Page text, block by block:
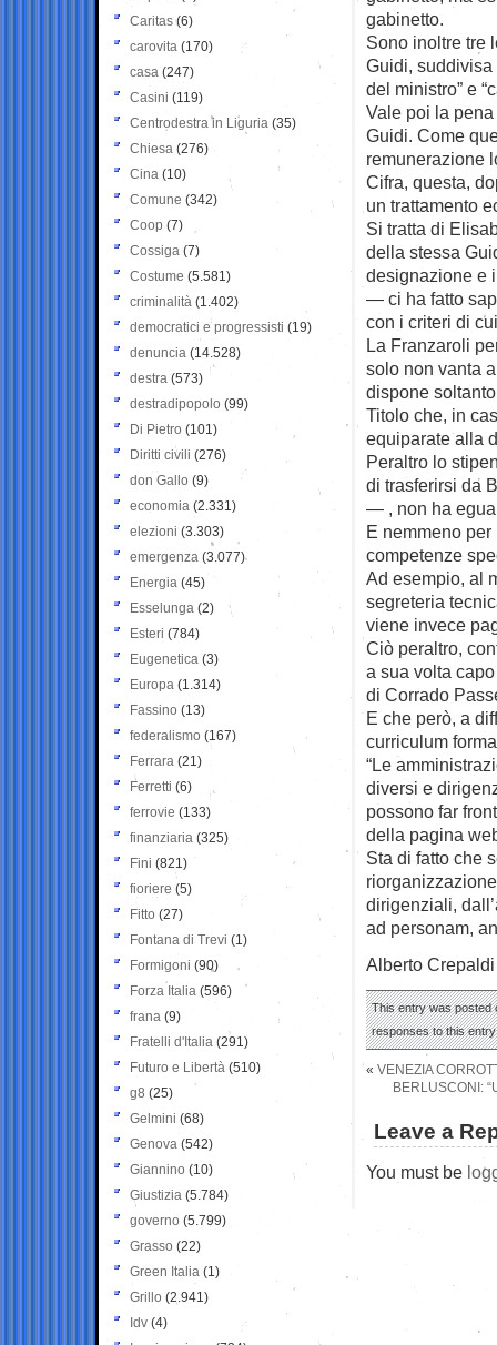
gabinetto.
Sono inoltre tre
Guidi, suddivisa
del ministro” e
Vale poi la
Guidi. Come
remunerazione
Cifra, questa,
un trattamento
Si tratta di
della stessa
designazione e
— ci ha fatto
con i criteri di
La Franzaroli
solo non vanta
dispone
Titolo che, in
equiparate alla
Peraltro lo
di trasferirsi da
— , non ha
E nemmeno
competenze
Ad esempio, al
segreteria
viene invece
Ciò peraltro,
a sua volta
di Corrado
E che però, a
curriculum
“Le
diversi e
possono far
della pagina
Sta di fatto che
dirigenziali,
ad personam,
Alberto Crepaldi
This entry was posted
responses to this
« VENEZIA
BERLUSCONI:
Leave a
You must be
Caritas (6)
carovita (170)
casa (247)
Casini (119)
Centrodestra in Liguria (35)
Chiesa (276)
Cina (10)
Comune (342)
Coop (7)
Cossiga (7)
Costume (5.581)
criminalità (1.402)
democratici e progressisti (19)
denuncia (14.528)
destra (573)
destradipopolo (99)
Di Pietro (101)
Diritti civili (276)
don Gallo (9)
economia (2.331)
elezioni (3.303)
emergenza (3.077)
Energia (45)
Esselunga (2)
Esteri (784)
Eugenetica (3)
Europa (1.314)
Fassino (13)
federalismo (167)
Ferrara (21)
Ferretti (6)
ferrovie (133)
finanziaria (325)
Fini (821)
fioriere (5)
Fitto (27)
Fontana di Trevi (1)
Formigoni (90)
Forza Italia (596)
frana (9)
Fratelli d'Italia (291)
Futuro e Libertà (510)
g8 (25)
Gelmini (68)
Genova (542)
Giannino (10)
Giustizia (5.784)
governo (5.799)
Grasso (22)
Green Italia (1)
Grillo (2.941)
Idv (4)